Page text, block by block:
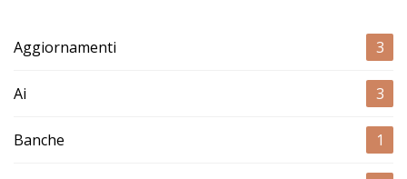
Aggiornamenti 3
Ai 3
Banche 1